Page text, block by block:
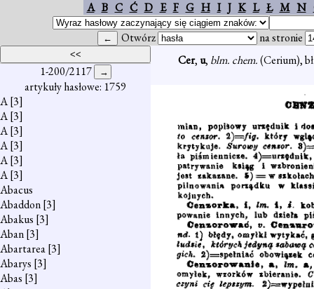
A B C Ć D E F G H I J K L Ł M N
Otwórz na stronie
1-200/2117
artykuły hasłowe: 1759
A[3]
A[3]
A[3]
A[3]
A[3]
A[3]
Abacus
Abaddon[3]
Abakus [3]
Aban[3]
Abartarea[3]
Abarys [3]
Abas [3]
Cer, u, blm. chem.(Cerium),